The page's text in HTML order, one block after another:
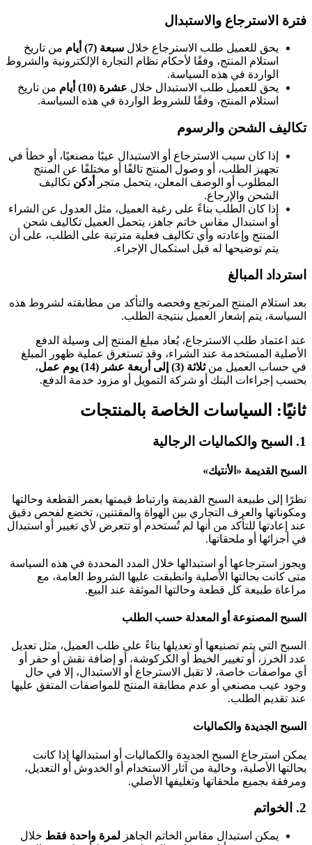
فترة الاسترجاع والاستبدال
يحق للعميل طلب الاسترجاع خلال سبعة (7) أيام
من تاريخ
استلام المنتج، وفقًا لأحكام نظام التجارة الإلكترونية والشروط
الواردة في هذه السياسة.
يحق للعميل طلب الاستبدال خلال عشرة (10) أيام
من تاريخ
استلام المنتج، وفقًا للشروط الواردة في هذه السياسة.
تكاليف الشحن والرسوم
إذا كان سبب الاسترجاع أو الاستبدال عيبًا مصنعيًا، أو خطأ في
تجهيز الطلب، أو وصول المنتج تالفًا أو مختلفًا عن المنتج
المطلوب أو الوصف المعلن، يتحمل متجر
أدكن تكاليف
الشحن والإرجاع.
إذا كان الطلب بناءً على رغبة العميل، مثل العدول عن الشراء
أو استبدال مقاس خاتم جاهز، يتحمل العميل تكاليف شحن
المنتج وإعادته وأي تكاليف فعلية مترتبة على الطلب، على أن
يتم توضيحها له قبل استكمال الإجراء.
استرداد المبالغ
بعد استلام المنتج المرتجع وفحصه والتأكد من مطابقته لشروط هذه
السياسة، يتم إشعار العميل بنتيجة الطلب.
عند اعتماد طلب الاسترجاع، يُعاد مبلغ المنتج إلى وسيلة الدفع
الأصلية المستخدمة عند الشراء، وقد تستغرق عملية ظهور المبلغ
في حساب العميل منثلاثة (3) إلى أربعة عشر (14) يوم عمل
،
بحسب إجراءات البنك أو شركة التمويل أو مزود خدمة الدفع.
ثانيًا: السياسات الخاصة بالمنتجات
1. السبح والكماليات الرجالية
السبح القديمة «الأنتيك»
نظرًا إلى طبيعة السبح القديمة وارتباط قيمتها بعمر القطعة وحالتها
ومكوناتها والعرف التجاري بين الهواة والمقتنين، تخضع لفحص دقيق
عند إعادتها للتأكد من أنها لم تُستخدم أو تتعرض لأي تغيير أو استبدال
في أجزائها أو ملحقاتها.
ويجوز استرجاعها أو استبدالها خلال المدد المحددة في هذه السياسة
متى كانت بحالتها الأصلية وانطبقت عليها الشروط العامة، مع
مراعاة طبيعة كل قطعة وحالتها الموثقة عند البيع.
السبح المصنوعة أو المعدلة حسب الطلب
السبح التي يتم تصنيعها أو تعديلها بناءً على طلب العميل، مثل تعديل
عدد الخرز، أو تغيير الخيط أو الكركوشة، أو إضافة نقش أو حفر أو
أي مواصفات خاصة، لا تقبل الاسترجاع أو الاستبدال، إلا في حال
وجود عيب مصنعي أو عدم مطابقة المنتج للمواصفات المتفق عليها
عند تقديم الطلب.
السبح الجديدة والكماليات
يمكن استرجاع السبح الجديدة والكماليات أو استبدالها إذا كانت
بحالتها الأصلية، وخالية من آثار الاستخدام أو الخدوش أو التعديل،
ومرفقة بجميع ملحقاتها وتغليفها الأصلي.
2. الخواتم
يمكن استبدال مقاس الخاتم الجاهز لمرة واحدة فقط خلال